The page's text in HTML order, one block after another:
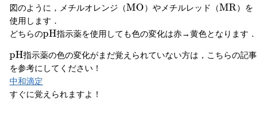
図のように，メチルオレンジ（MO）やメチルレッド（MR）を
使用します．
どちらのpH指示薬を使用しても色の変化は赤→黄色となります．
pH指示薬の色の変化がまだ覚えられていない方は，こちらの記事
を参考にしてください！
中和滴定
すぐに覚えられますよ！